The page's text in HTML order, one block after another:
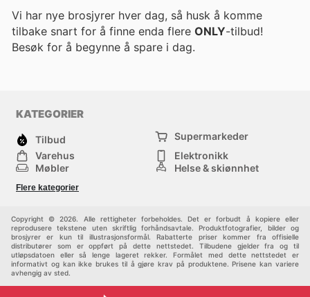
Vi har nye brosjyrer hver dag, så husk å komme
tilbake snart for å finne enda flere ONLY-tilbud!
Besøk for å begynne å spare i dag.
KATEGORIER
Tilbud
Supermarkeder
Varehus
Elektronikk
Møbler
Helse & skjønnhet
Sport
Flere kategorier
Copyright © 2026. Alle rettigheter forbeholdes. Det er forbudt å kopiere eller
reprodusere tekstene uten skriftlig forhåndsavtale. Produktfotografier, bilder og
brosjyrer er kun til illustrasjonsformål. Rabatterte priser kommer fra offisielle
distributører som er oppført på dette nettstedet. Tilbudene gjelder fra og til
utløpsdatoen eller så lenge lageret rekker. Formålet med dette nettstedet er
informativt og kan ikke brukes til å gjøre krav på produktene. Prisene kan variere
avhengig av sted.